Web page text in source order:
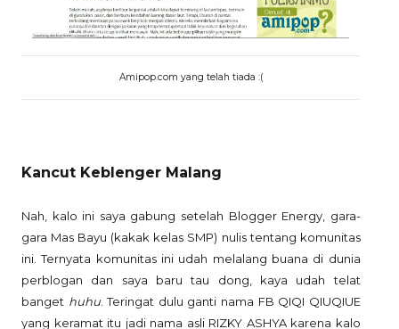
Amipop.com yang telah tiada :(
Kancut Keblenger Malang
Nah, kalo ini saya gabung setelah Blogger Energy, gara-
gara Mas Bayu (kakak kelas SMP) nulis tentang komunitas
ini. Ternyata komunitas ini udah melalang buana di dunia
perblogan dan saya baru tau dong, kaya udah telat
banget huhu. Teringat dulu ganti nama FB QIQI QIUQIUE
yang keramat itu jadi nama asli RIZKY ASHYA karena kalo